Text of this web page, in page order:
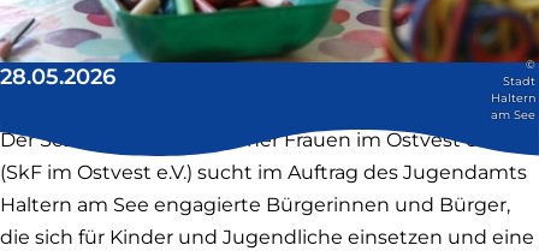
28.05.2026
©
Stadt
Haltern
am See
Der Sozialdienst katholischer Frauen im Ostvest e.V.
(SkF im Ostvest e.V.) sucht im Auftrag des Jugendamts
Haltern am See engagierte Bürgerinnen und Bürger,
die sich für Kinder und Jugendliche einsetzen und eine